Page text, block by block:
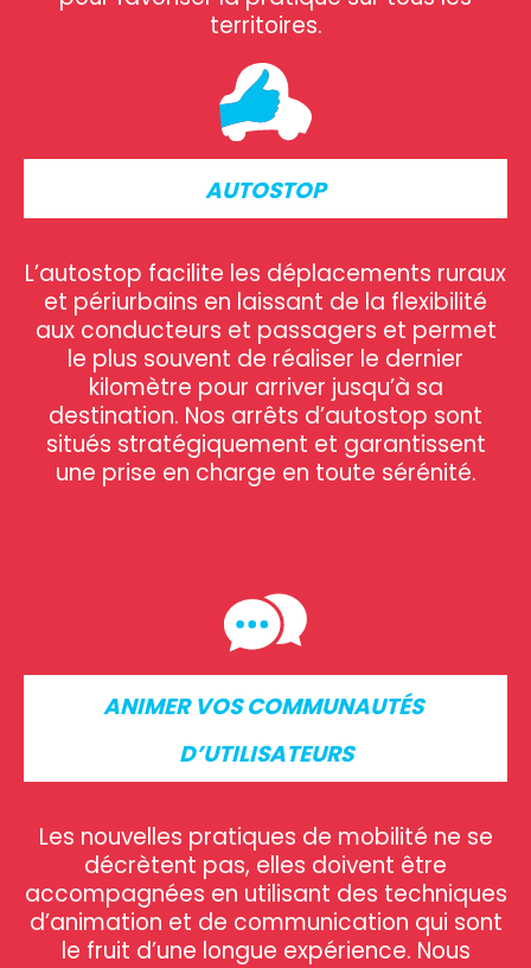
territoires.
AUTOSTOP
L’autostop facilite les déplacements ruraux
et périurbains en laissant de la flexibilité
aux conducteurs et passagers et permet
le plus souvent de réaliser le dernier
kilomètre pour arriver jusqu’à sa
destination. Nos arrêts d’autostop sont
situés stratégiquement et garantissent
une prise en charge en toute sérénité.
ANIMER VOS COMMUNAUTÉS
D’UTILISATEURS
Les nouvelles pratiques de mobilité ne se
décrètent pas, elles doivent être
accompagnées en utilisant des techniques
d’animation et de communication qui sont
le fruit d’une longue expérience. Nous